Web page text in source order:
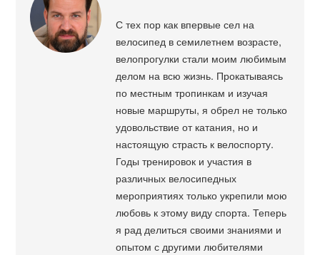
С тех пор как впервые сел на
велосипед в семилетнем возрасте,
велопрогулки стали моим любимым
делом на всю жизнь. Прокатываясь
по местным тропинкам и изучая
новые маршруты, я обрел не только
удовольствие от катания, но и
настоящую страсть к велоспорту.
Годы тренировок и участия в
различных велосипедных
мероприятиях только укрепили мою
любовь к этому виду спорта. Теперь
я рад делиться своими знаниями и
опытом с другими любителями